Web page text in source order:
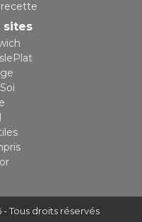
sites
- Tous droits réservés